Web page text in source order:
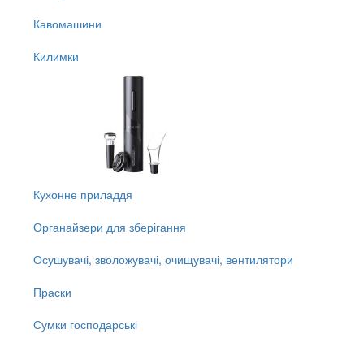
Кавомашини
Килимки
Кухонне приладдя
Органайзери для зберігання
Осушувачі, зволожувачі, очищувачі, вентилятори
Праски
Сумки господарські